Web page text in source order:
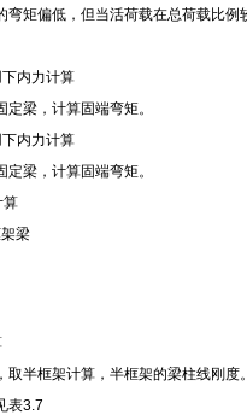
弯矩偏低，但当活荷载在总荷载比
下内力计算
梁，计算固端弯矩。
下内力计算
梁，计算固端弯矩。
算
梁
取半框架计算，半框架的梁柱线刚度。
表3.7